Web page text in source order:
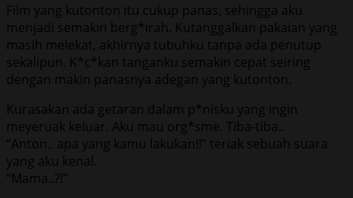
Film yang kutonton itu cukup panas, sehingga aku
menjadi semakin berg*irah. Kutanggalkan pakaian yang
masih melekat, akhirnya tubuhku tanpa ada penutup
sekalipun. K*c*kan tanganku semakin cepat seiring
dengan makin panasnya adegan yang kutonton.
Kurasakan ada getaran dalam p*nisku yang ingin
meyeruak keluar. Aku mau org*sme. Tiba-tiba..
“Anton.. apa yang kamu lakukan!!” teriak sebuah suara
yang aku kenal.
“Mama..?!”